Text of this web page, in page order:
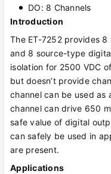
DO: 8 Channels
Introduction
The ET-7252 provides
and 8 source-type
isolation for 2500 VDC
but doesn’t provide
channel can be used
channel can drive 650
safe value of digital
can safely be used in
are present.
Applications